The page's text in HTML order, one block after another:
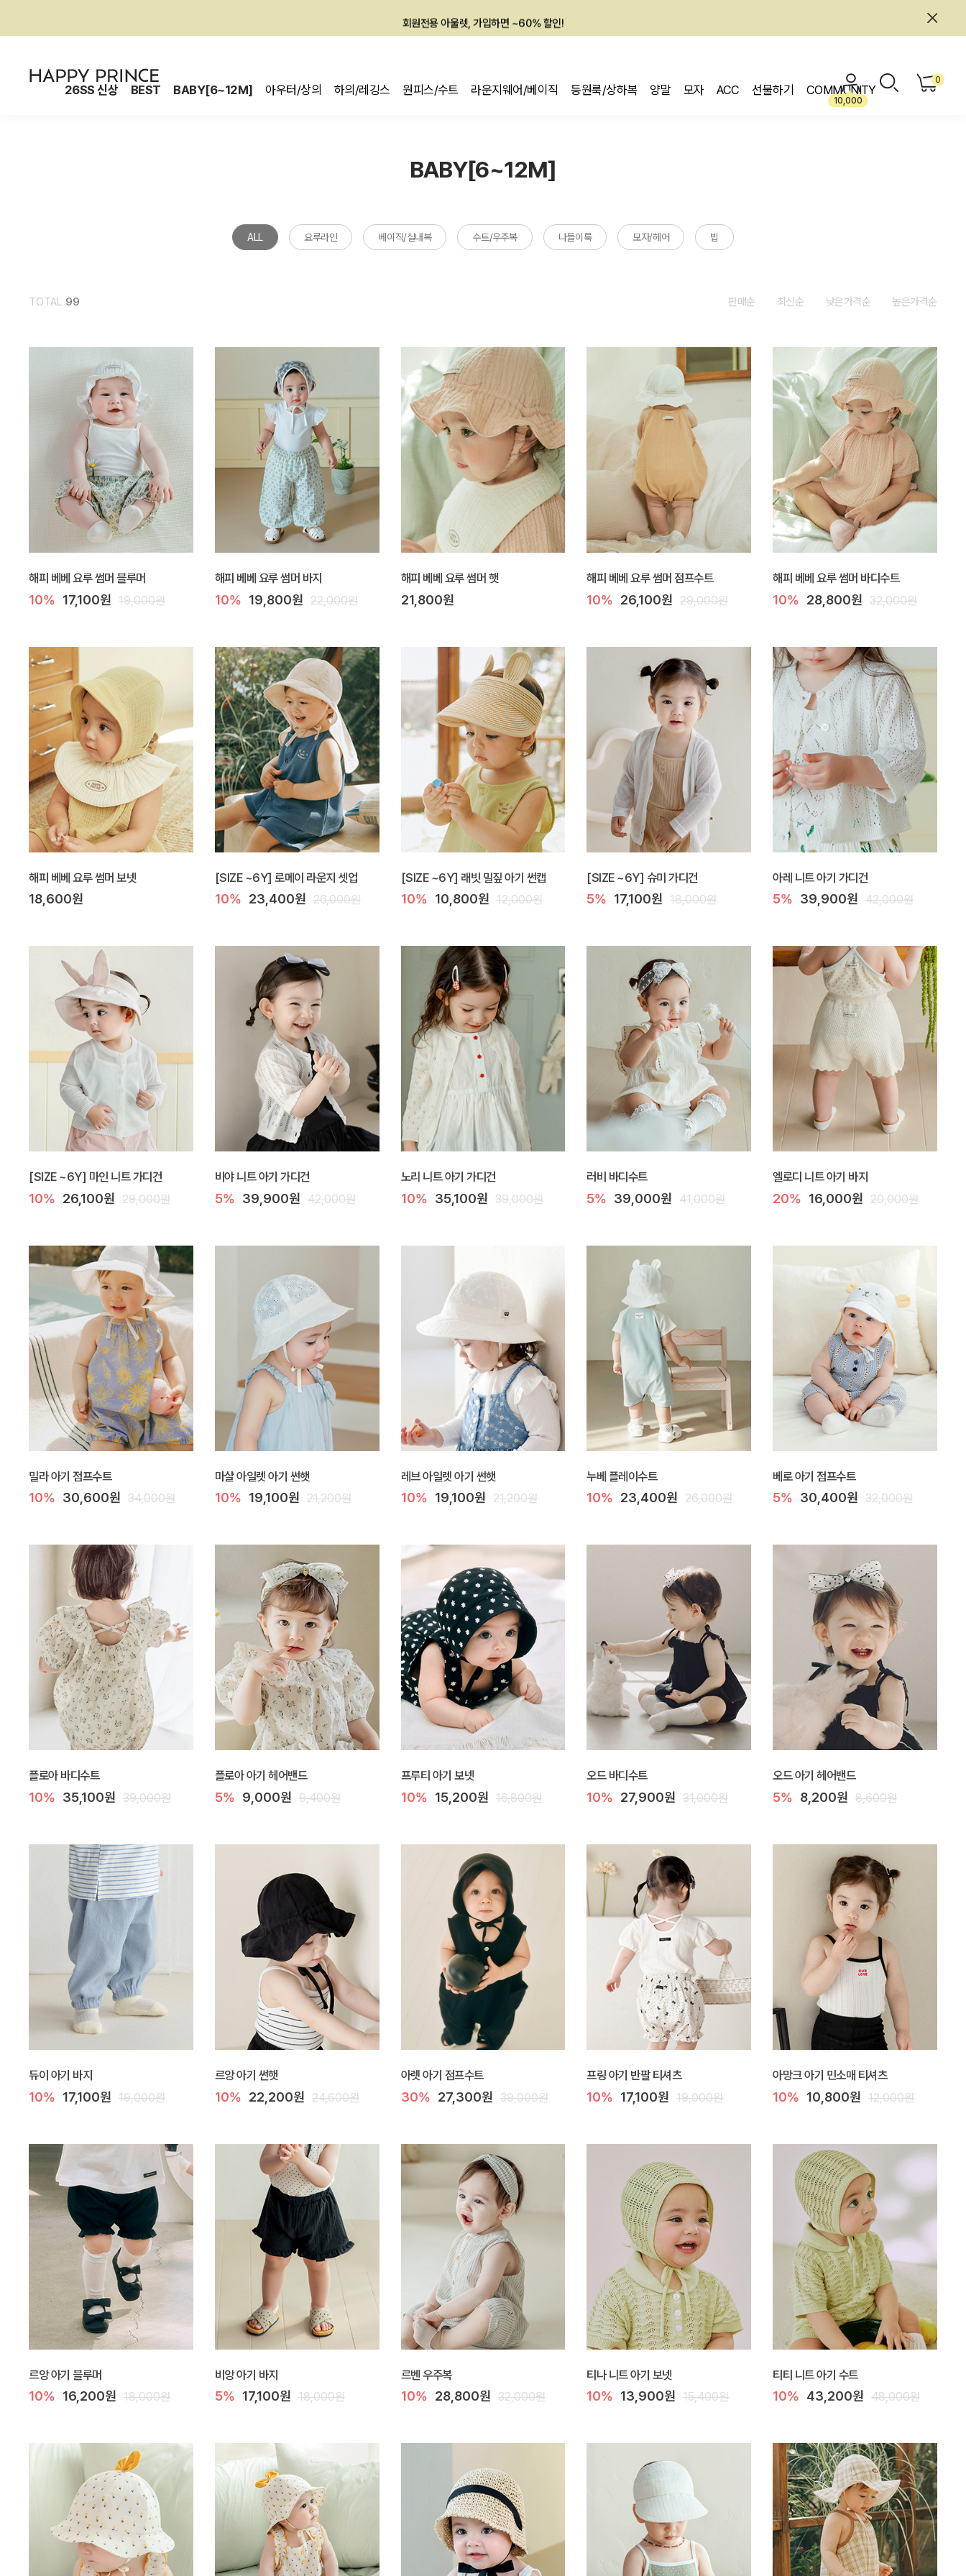
회원전용 아울렛, 가입하면 ~60% 할인!
26SS 신상 BEST BABY[6~12M] 아우터/상의 하의/레깅스 원피스/수트 라운지웨어/베이직 등원룩/상하복 양말 모자 ACC 선물하기 COMMUNITY
10,000
0
BABY[6~12M]
ALL 요루라인 베이직/실내복 수트/우주복 나들이룩 모자/헤어 빕
TOTAL 99 판매순 최신순 낮은가격순 높은가격순
해피 베베 요루 썸머 블루머
10% 17,100원 19,000원
해피 베베 요루 썸머 바지
10% 19,800원 22,000원
해피 베베 요루 썸머 햇
21,800원
해피 베베 요루 썸머 점프수트
10% 26,100원 29,000원
해피 베베 요루 썸머 바디수트
10% 28,800원 32,000원
해피 베베 요루 썸머 보넷
18,600원
[SIZE ~6Y] 로메이 라운지 셋업
10% 23,400원 26,000원
[SIZE ~6Y] 래빗 밀짚 아기 썬캡
10% 10,800원 12,000원
[SIZE ~6Y] 슈미 가디건
5% 17,100원 18,000원
아레 니트 아기 가디건
5% 39,900원 42,000원
[SIZE ~6Y] 마인 니트 가디건
10% 26,100원 29,000원
비야 니트 아기 가디건
5% 39,900원 42,000원
노리 니트 아기 가디건
10% 35,100원 39,000원
러비 바디수트
5% 39,000원 41,000원
엘로디 니트 아기 바지
20% 16,000원 20,000원
밀라 아기 점프수트
10% 30,600원 34,000원
마샬 아일렛 아기 썬햇
10% 19,100원 21,200원
레브 아일렛 아기 썬햇
10% 19,100원 21,200원
누베 플레이수트
10% 23,400원 26,000원
베로 아기 점프수트
5% 30,400원 32,000원
플로아 바디수트
10% 35,100원 39,000원
플로아 아기 헤어밴드
5% 9,000원 9,400원
프루티 아기 보넷
10% 15,200원 16,800원
오드 바디수트
10% 27,900원 31,000원
오드 아기 헤어밴드
5% 8,200원 8,600원
듀이 아기 바지
10% 17,100원 19,000원
르앙 아기 썬햇
10% 22,200원 24,600원
아렛 아기 점프수트
30% 27,300원 39,000원
프링 아기 반팔 티셔츠
10% 17,100원 19,000원
아망크 아기 민소매 티셔츠
10% 10,800원 12,000원
르앙 아기 블루머
10% 16,200원 18,000원
비앙 아기 바지
5% 17,100원 18,000원
르벤 우주복
10% 28,800원 32,000원
티나 니트 아기 보넷
10% 13,900원 15,400원
티티 니트 아기 수트
10% 43,200원 48,000원